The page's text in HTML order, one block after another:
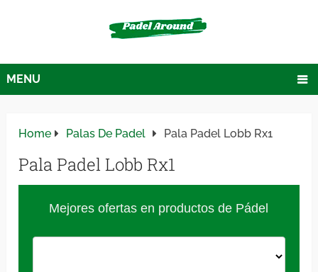
MENU
Home Palas De Padel Pala Padel Lobb Rx1
Pala Padel Lobb Rx1
Mejores ofertas en productos de Pádel